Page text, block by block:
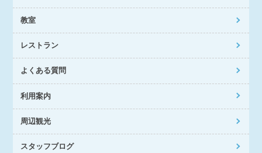
教室
レストラン
よくある質問
利用案内
周辺観光
スタッフブログ